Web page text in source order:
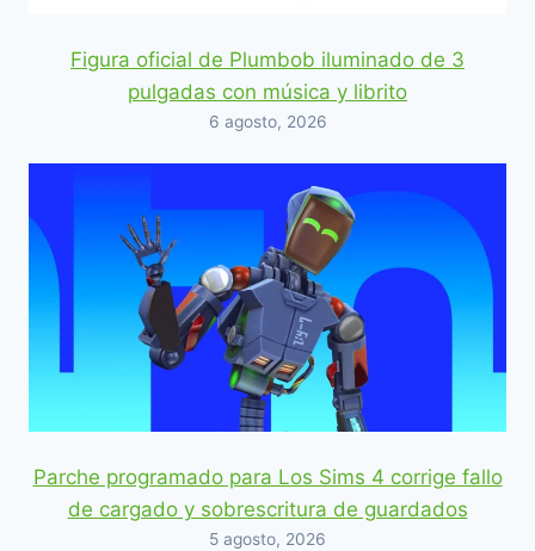
Figura oficial de Plumbob iluminado de 3
pulgadas con música y librito
6 agosto, 2026
Parche programado para Los Sims 4 corrige fallo
de cargado y sobrescritura de guardados
5 agosto, 2026